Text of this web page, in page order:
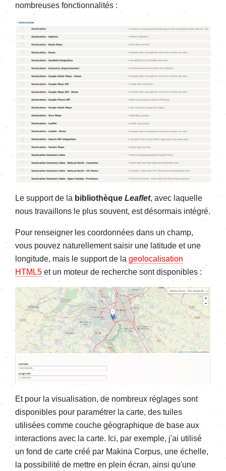
nombreuses fonctionnalités :
Le support de la bibliothèque Leaflet, avec laquelle
nous travaillons le plus souvent, est désormais intégré.
Pour renseigner les coordonnées dans un champ,
vous pouvez naturellement saisir une latitude et une
longitude, mais le support de la geolocalisation
HTML5 et un moteur de recherche sont disponibles :
Et pour la visualisation, de nombreux réglages sont
disponibles pour paramétrer la carte, des tuiles
utilisées comme couche géographique de base aux
interactions avec la carte. Ici, par exemple, j'ai utilisé
un fond de carte créé par Makina Corpus, une échelle,
la possibilité de mettre en plein écran, ainsi qu'une